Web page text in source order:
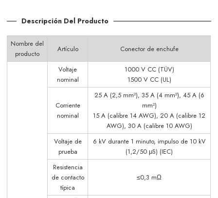
Descripción Del Producto
Nombre del
producto
Artículo Conector de enchufe
Voltaje
nominal
1000 V CC (TÜV)
1500 V CC (UL)
Corriente
nominal
25 A (2,5 mm²), 35 A (4 mm²), 45 A (6
mm²)
15 A (calibre 14 AWG), 20 A (calibre 12
AWG), 30 A (calibre 10 AWG)
Voltaje de
prueba
6 kV durante 1 minuto, impulso de 10 kV
(1,2/50 μS) (IEC)
Resistencia
de contacto
típica
≤0,3 mΩ